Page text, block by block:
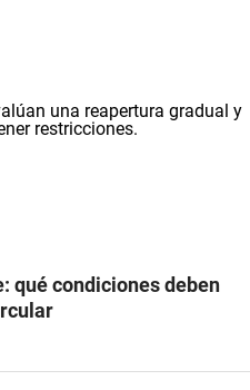
qué condiciones deben